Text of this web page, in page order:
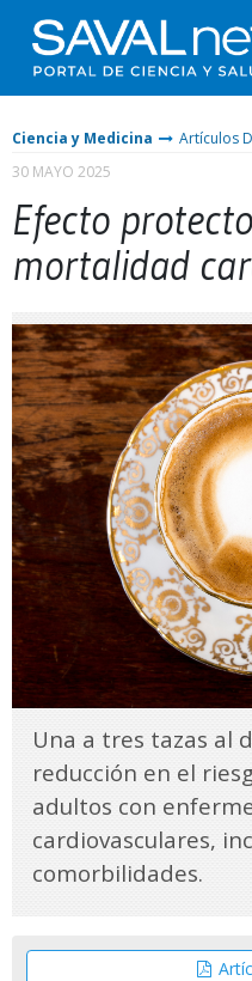
Ciencia y Medicina
Artículos
30 MAYO 2025
Efecto
mortalidad
Una a tres tazas al
reducción en el
adultos con
cardiovasculares,
comorbilidades.